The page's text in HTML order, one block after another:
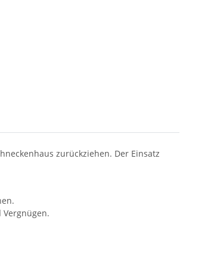
zurückziehen. Der Einsatz